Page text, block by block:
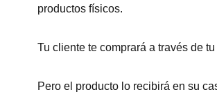
productos físicos.
Tu cliente te comprará a través de
Pero el producto lo recibirá en su